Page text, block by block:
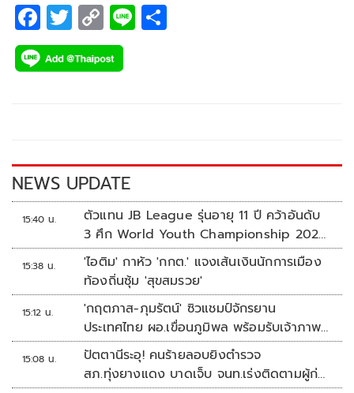
F
ac
e
k
T
wi
tt
C
o
p
k
Li
NEWS UPDATE
15:40 น.
ตัวแทน JB League รุ่นอายุ 11 ปี คว้าอันดับ
3 ศึก World Youth Championship 2026
ที่สิงคโปร์
15:38 น.
'ไอติม' กาหัว 'กกต.' แจงเส้นเงินนักการเมือง
ท้องถิ่นซุ้ม 'สุขสมรวย'
15:12 น.
'กฤตภาส-ภุมรัตน์' ซิวแชมป์จักรยาน
ประเทศไทย ผอ.เขื่อนภูมิพล พร้อมรับเจ้าภาพ
ต่อ ปี 2570
15:08 น.
ปัตตานีระอุ! คนร้ายลอบยิงตำรวจ
สภ.ทุ่งยางแดง บาดเจ็บ จนท.เร่งติดตามผู้ก่อ